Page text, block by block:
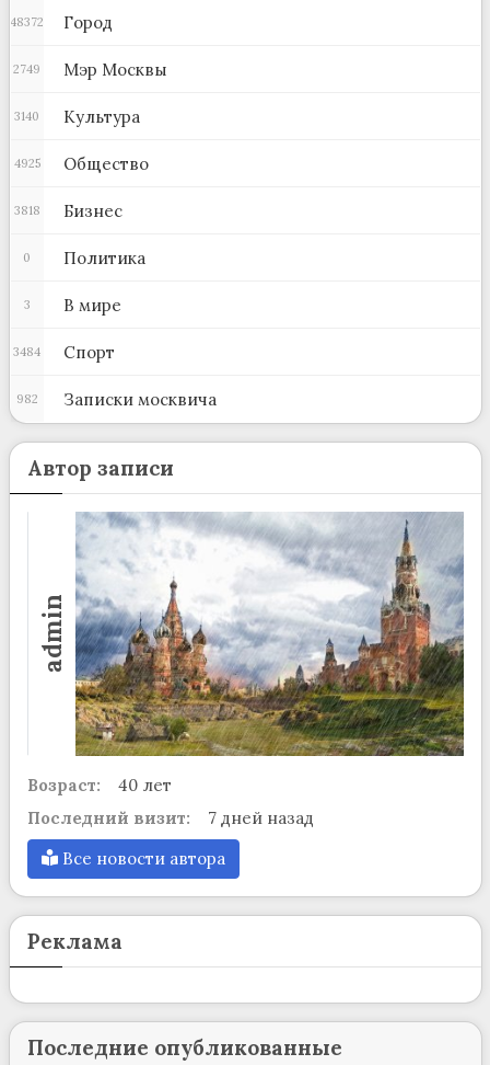
Город
48372
Мэр Москвы
2749
Культура
3140
Общество
4925
Бизнес
3818
Политика
0
В мире
3
Спорт
3484
Записки москвича
982
Автор записи
admin
Возраст:
40 лет
Последний визит:
7 дней назад
Все новости автора
Реклама
Последние опубликованные